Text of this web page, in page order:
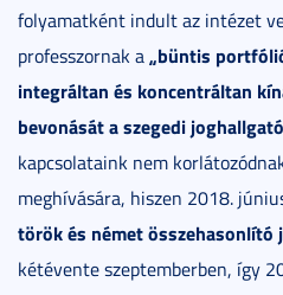
folyamatként indult az intézet
professzornak a„büntis
integráltan és koncentráltan
bevonását a szegedi
kapcsolataink nem
meghívására, hiszen 2018.
török és német
kétévente szeptemberben, így